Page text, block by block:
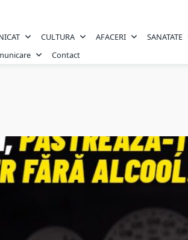
CULTURA AFACERI SANATATE
Contact